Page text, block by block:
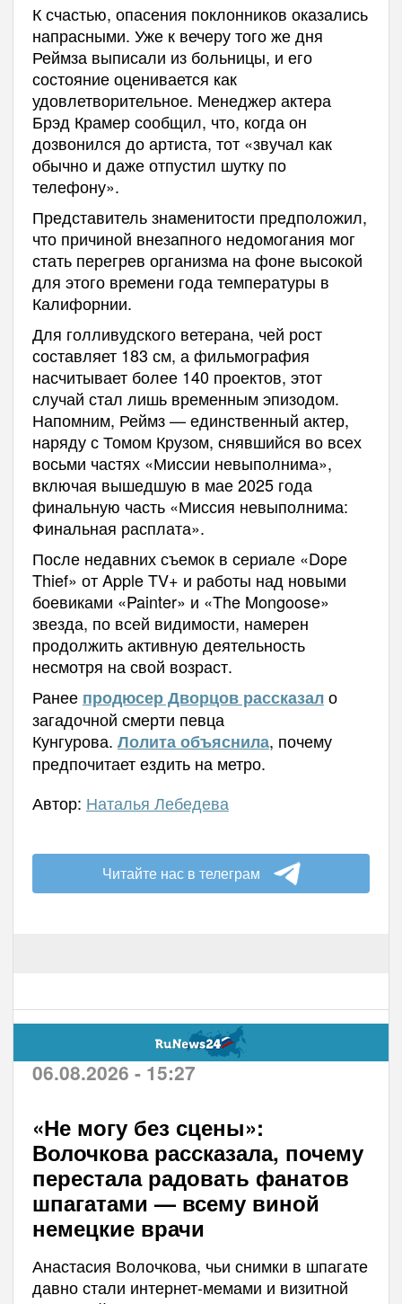
К счастью, опасения поклонников оказались
напрасными. Уже к вечеру того же дня
Реймза выписали из больницы, и его
состояние оценивается как
удовлетворительное. Менеджер актера
Брэд Крамер сообщил, что, когда он
дозвонился до артиста, тот «звучал как
обычно и даже отпустил шутку по
телефону».
Представитель знаменитости предположил,
что причиной внезапного недомогания мог
стать перегрев организма на фоне высокой
для этого времени года температуры в
Калифорнии.
Для голливудского ветерана, чей рост
составляет 183 см, а фильмография
насчитывает более 140 проектов, этот
случай стал лишь временным эпизодом.
Напомним, Реймз — единственный актер,
наряду с Томом Крузом, снявшийся во всех
восьми частях «Миссии невыполнима»,
включая вышедшую в мае 2025 года
финальную часть «Миссия невыполнима:
Финальная расплата».
После недавних съемок в сериале «Dope
Thief» от Apple TV+ и работы над новыми
боевиками «Painter» и «The Mongoose»
звезда, по всей видимости, намерен
продолжить активную деятельность
несмотря на свой возраст.
Ранее продюсер Дворцов рассказало
загадочной смерти певца
Кунгурова. Лолита объяснила, почему
предпочитает ездить на метро.
Автор: Наталья Лебедева
Читайте нас в телеграм
06.08.2026 - 15:27
«Не могу без сцены»:
Волочкова рассказала, почему
перестала радовать фанатов
шпагатами — всему виной
немецкие врачи
Анастасия Волочкова, чьи снимки в шпагате
давно стали интернет-мемами и визитной